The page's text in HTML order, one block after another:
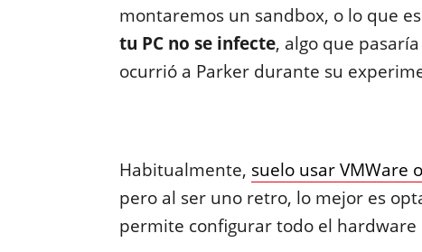
montaremos un sandbox, o lo que
tu PC no se infecte, algo que
ocurrió a Parker durante su
Habitualmente, suelo usar VMWare
pero al ser uno retro, lo mejor es
permite configurar todo el hardware